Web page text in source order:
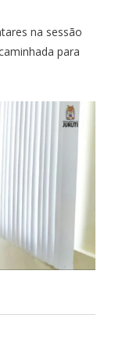
na sessão
para